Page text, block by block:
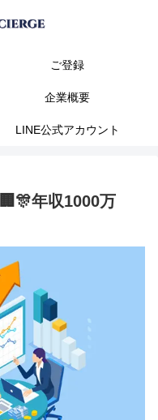
ご登録
企業概要
LINE公式アカウント
年収1000万